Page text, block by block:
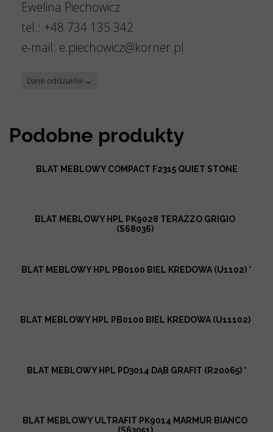
Ewelina Piechowicz
tel.: +48 734 135 342
e-mail: e.piechowicz@korner.pl
Dane oddziałów →
Podobne produkty
BLAT MEBLOWY COMPACT F2315 QUIET STONE
BLAT MEBLOWY HPL PK9028 TERAZZO GRIGIO
(S68036)
BLAT MEBLOWY HPL PB0100 BIEL KREDOWA (U1102) *
BLAT MEBLOWY HPL PB0100 BIEL KREDOWA (U11102)
BLAT MEBLOWY HPL PD3014 DĄB GRAFIT (R20065) *
BLAT MEBLOWY ULTRAFIT PK9014 MARMUR BIANCO